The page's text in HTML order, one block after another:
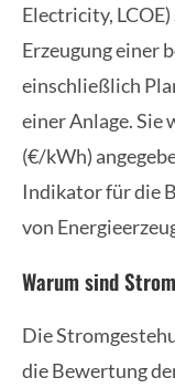
Electricity,
Erzeugung einer
einschließlich
einer Anlage.
(€/kWh)
Indikator für die
von
Warum sind
Die
die Bewertung